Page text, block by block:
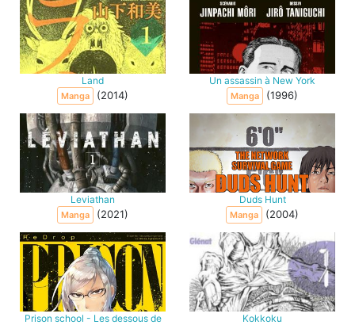
Land
Manga (2014)
Un assassin à New York
Manga (1996)
Leviathan
Manga (2021)
Duds Hunt
Manga (2004)
Prison school - Les dessous de
Kokkoku